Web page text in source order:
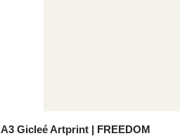
A3 Gicleé Artprint | FREEDOM